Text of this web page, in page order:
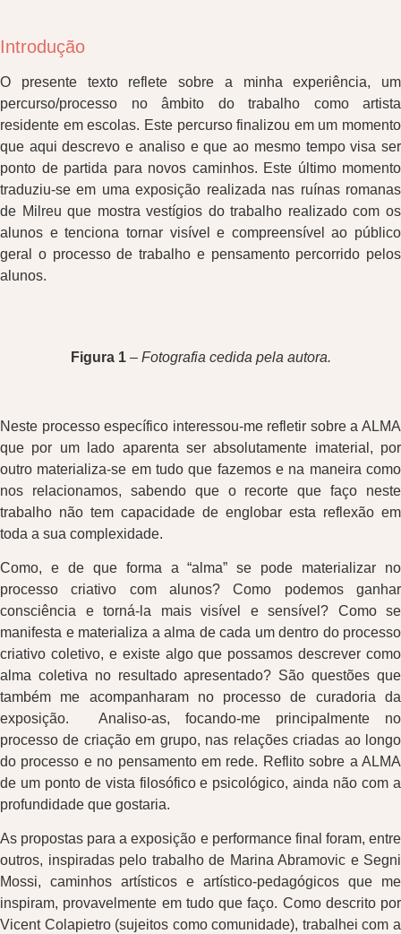
Introdução
O presente texto reflete sobre a minha experiência, um
percurso/processo no âmbito do trabalho como artista
residente em escolas. Este percurso finalizou em um momento
que aqui descrevo e analiso e que ao mesmo tempo visa ser
ponto de partida para novos caminhos. Este último momento
traduziu-se em uma exposição realizada nas ruínas romanas
de Milreu que mostra vestígios do trabalho realizado com os
alunos e tenciona tornar visível e compreensível ao público
geral o processo de trabalho e pensamento percorrido pelos
alunos.
Figura 1– Fotografia cedida pela autora.
Neste processo específico interessou-me refletir sobre a ALMA
que por um lado aparenta ser absolutamente imaterial, por
outro materializa-se em tudo que fazemos e na maneira como
nos relacionamos, sabendo que o recorte que faço neste
trabalho não tem capacidade de englobar esta reflexão em
toda a sua complexidade.
Como, e de que forma a “alma” se pode materializar no
processo criativo com alunos? Como podemos ganhar
consciência e torná-la mais visível e sensível? Como se
manifesta e materializa a alma de cada um dentro do processo
criativo coletivo, e existe algo que possamos descrever como
alma coletiva no resultado apresentado? São questões que
também me acompanharam no processo de curadoria da
exposição. Analiso-as, focando-me principalmente no
processo de criação em grupo, nas relações criadas ao longo
do processo e no pensamento em rede. Reflito sobre a ALMA
de um ponto de vista filosófico e psicológico, ainda não com a
profundidade que gostaria.
As propostas para a exposição e performance final foram, entre
outros, inspiradas pelo trabalho de Marina Abramovic e Segni
Mossi, caminhos artísticos e artístico-pedagógicos que me
inspiram, provavelmente em tudo que faço. Como descrito por
Vicent Colapietro (sujeitos como comunidade), trabalhei com a